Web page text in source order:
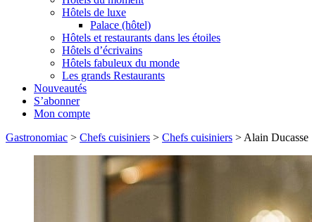
Hôtels de luxe
Palace (hôtel)
Hôtels et restaurants dans les étoiles
Hôtels d’écrivains
Hôtels fabuleux du monde
Les grands Restaurants
Nouveautés
S’abonner
Mon compte
Gastronomiac > Chefs cuisiniers > Chefs cuisiniers > Alain Ducasse